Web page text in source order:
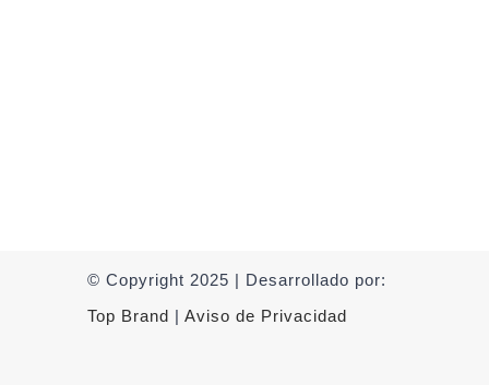
© Copyright 2025 | Desarrollado por:
Top Brand
Aviso de Privacidad